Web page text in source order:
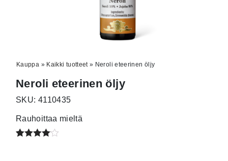
Kauppa » Kaikki tuotteet» Neroli eteerinen öljy
Neroli eteerinen öljy
SKU: 4110435
Rauhoittaa mieltä